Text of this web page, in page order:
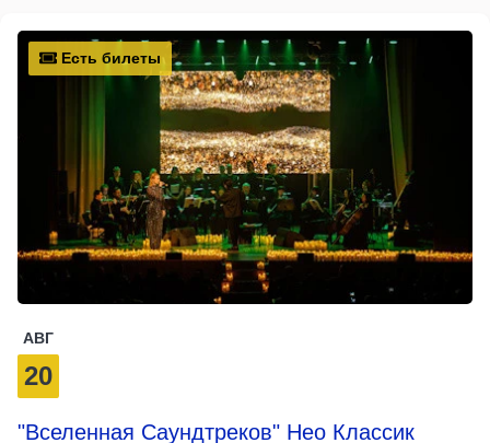
Есть билеты
АВГ
20
"Вселенная Саундтреков" Нео Классик